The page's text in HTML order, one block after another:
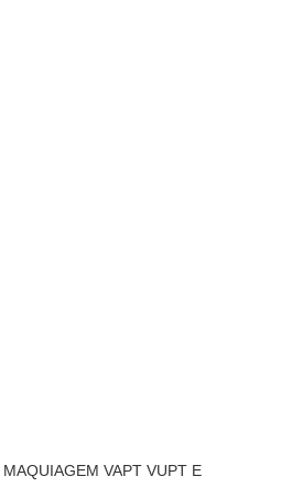
VAPT VUPT E